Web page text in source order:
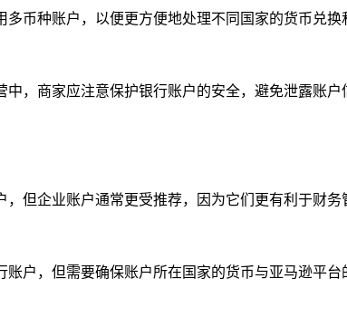
币种账户，以便更方便地处理不同国家的货币兑换
，商家应注意保护银行账户的安全，避免泄露账户
但企业账户通常更受推荐，因为它们更有利于财务
户，但需要确保账户所在国家的货币与亚马逊平台